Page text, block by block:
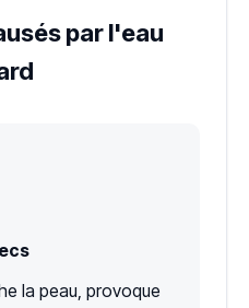
par l'eau
la peau, provoque